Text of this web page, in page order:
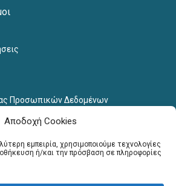
Αποδοχή Cookies
εμπειρία, χρησιμοποιούμε τεχνολογίες
ή/και την πρόσβαση σε πληροφορίες
Προσωπικών Δεδομένων